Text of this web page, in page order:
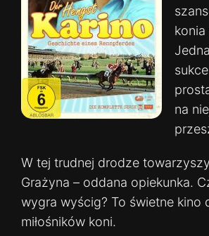
na
W tej trudnej drodze
Grażyna – oddana opiekunka.
wygra wyścig? To świetne kino
miłośników koni.